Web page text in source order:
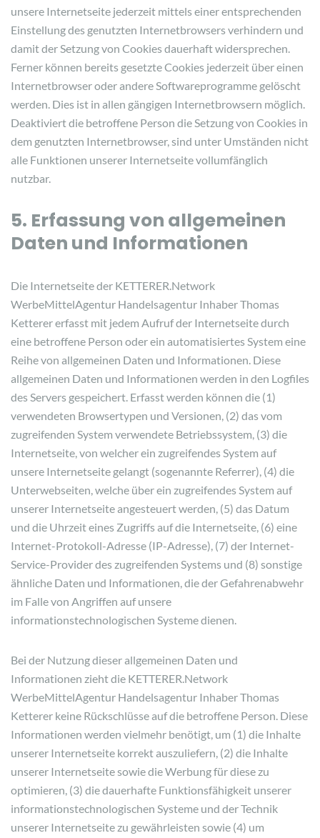
unsere Internetseite jederzeit mittels einer entsprechenden
Einstellung des genutzten Internetbrowsers verhindern und
damit der Setzung von Cookies dauerhaft widersprechen.
Ferner können bereits gesetzte Cookies jederzeit über einen
Internetbrowser oder andere Softwareprogramme gelöscht
werden. Dies ist in allen gängigen Internetbrowsern möglich.
Deaktiviert die betroffene Person die Setzung von Cookies in
dem genutzten Internetbrowser, sind unter Umständen nicht
alle Funktionen unserer Internetseite vollumfänglich
nutzbar.
5. Erfassung von allgemeinen
Daten und Informationen
Die Internetseite der KETTERER.Network
WerbeMittelAgentur Handelsagentur Inhaber Thomas
Ketterer erfasst mit jedem Aufruf der Internetseite durch
eine betroffene Person oder ein automatisiertes System eine
Reihe von allgemeinen Daten und Informationen. Diese
allgemeinen Daten und Informationen werden in den Logfiles
des Servers gespeichert. Erfasst werden können die (1)
verwendeten Browsertypen und Versionen, (2) das vom
zugreifenden System verwendete Betriebssystem, (3) die
Internetseite, von welcher ein zugreifendes System auf
unsere Internetseite gelangt (sogenannte Referrer), (4) die
Unterwebseiten, welche über ein zugreifendes System auf
unserer Internetseite angesteuert werden, (5) das Datum
und die Uhrzeit eines Zugriffs auf die Internetseite, (6) eine
Internet-Protokoll-Adresse (IP-Adresse), (7) der Internet-
Service-Provider des zugreifenden Systems und (8) sonstige
ähnliche Daten und Informationen, die der Gefahrenabwehr
im Falle von Angriffen auf unsere
informationstechnologischen Systeme dienen.
Bei der Nutzung dieser allgemeinen Daten und
Informationen zieht die KETTERER.Network
WerbeMittelAgentur Handelsagentur Inhaber Thomas
Ketterer keine Rückschlüsse auf die betroffene Person. Diese
Informationen werden vielmehr benötigt, um (1) die Inhalte
unserer Internetseite korrekt auszuliefern, (2) die Inhalte
unserer Internetseite sowie die Werbung für diese zu
optimieren, (3) die dauerhafte Funktionsfähigkeit unserer
informationstechnologischen Systeme und der Technik
unserer Internetseite zu gewährleisten sowie (4) um